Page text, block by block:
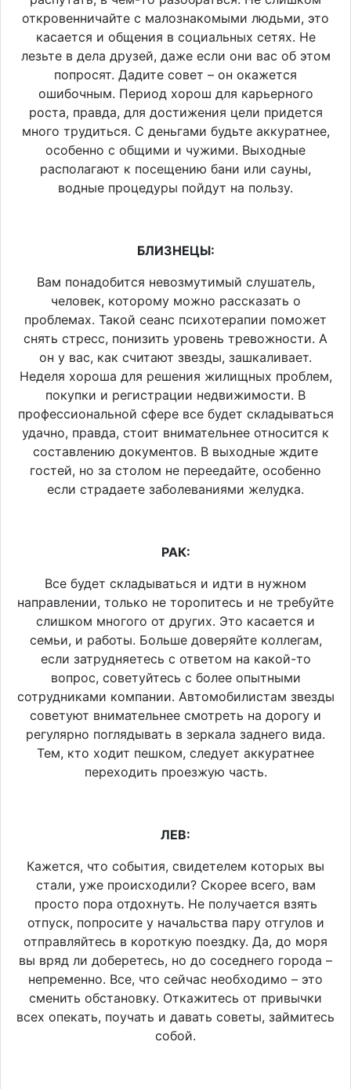
откровенничайте с малознакомыми людьми, это
касается и общения в социальных сетях. Не
лезьте в дела друзей, даже если они вас об этом
попросят. Дадите совет – он окажется
ошибочным. Период хорош для карьерного
роста, правда, для достижения цели придется
много трудиться. С деньгами будьте аккуратнее,
особенно с общими и чужими. Выходные
располагают к посещению бани или сауны,
водные процедуры пойдут на пользу.
БЛИЗНЕЦЫ:
Вам понадобится невозмутимый слушатель,
человек, которому можно рассказать о
проблемах. Такой сеанс психотерапии поможет
снять стресс, понизить уровень тревожности. А
он у вас, как считают звезды, зашкаливает.
Неделя хороша для решения жилищных проблем,
покупки и регистрации недвижимости. В
профессиональной сфере все будет складываться
удачно, правда, стоит внимательнее относится к
составлению документов. В выходные ждите
гостей, но за столом не переедайте, особенно
если страдаете заболеваниями желудка.
РАК:
Все будет складываться и идти в нужном
направлении, только не торопитесь и не требуйте
слишком многого от других. Это касается и
семьи, и работы. Больше доверяйте коллегам,
если затрудняетесь с ответом на какой-то
вопрос, советуйтесь с более опытными
сотрудниками компании. Автомобилистам звезды
советуют внимательнее смотреть на дорогу и
регулярно поглядывать в зеркала заднего вида.
Тем, кто ходит пешком, следует аккуратнее
переходить проезжую часть.
ЛЕВ:
Кажется, что события, свидетелем которых вы
стали, уже происходили? Скорее всего, вам
просто пора отдохнуть. Не получается взять
отпуск, попросите у начальства пару отгулов и
отправляйтесь в короткую поездку. Да, до моря
вы вряд ли доберетесь, но до соседнего города –
непременно. Все, что сейчас необходимо – это
сменить обстановку. Откажитесь от привычки
всех опекать, поучать и давать советы, займитесь
собой.